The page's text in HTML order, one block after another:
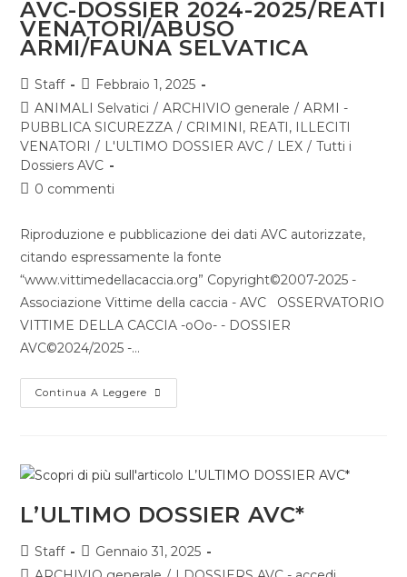
AVC-DOSSIER 2024-2025/REATI
VENATORI/ABUSO
ARMI/FAUNA SELVATICA
Staff
Febbraio 1, 2025
ANIMALI Selvatici / ARCHIVIO generale / ARMI -
PUBBLICA SICUREZZA / CRIMINI, REATI, ILLECITI
VENATORI / L'ULTIMO DOSSIER AVC / LEX / Tutti i
Dossiers AVC
0 commenti
Riproduzione e pubblicazione dei dati AVC autorizzate,
citando espressamente la fonte
“www.vittimedellacaccia.org” Copyright©2007-2025 -
Associazione Vittime della caccia - AVC OSSERVATORIO
VITTIME DELLA CACCIA -oOo- - DOSSIER
AVC©2024/2025 -…
Continua A Leggere
L’ULTIMO DOSSIER AVC*
Staff
Gennaio 31, 2025